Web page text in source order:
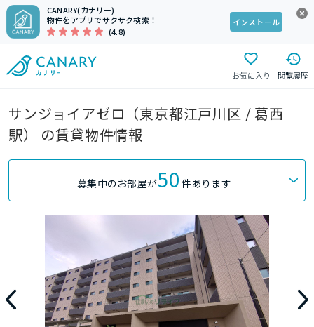
CANARY(カナリー)
物件をアプリでサクサク検索！
(4.8)
インストール
お気に入り 閲覧履歴
サンジョイアゼロ（東京都江戸川区 / 葛西
駅） の賃貸物件情報
募集中のお部屋が50 件あります